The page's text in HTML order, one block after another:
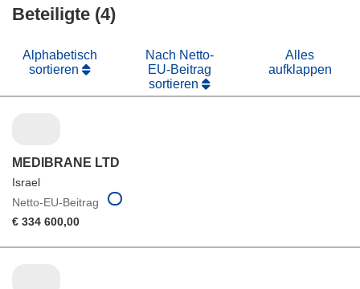
Beteiligte (4)
Alphabetisch
sortieren
Nach Netto-
EU-Beitrag
sortieren
Alles
aufklappen
MEDIBRANE LTD
Israel
Netto-EU-Beitrag
€ 334 600,00